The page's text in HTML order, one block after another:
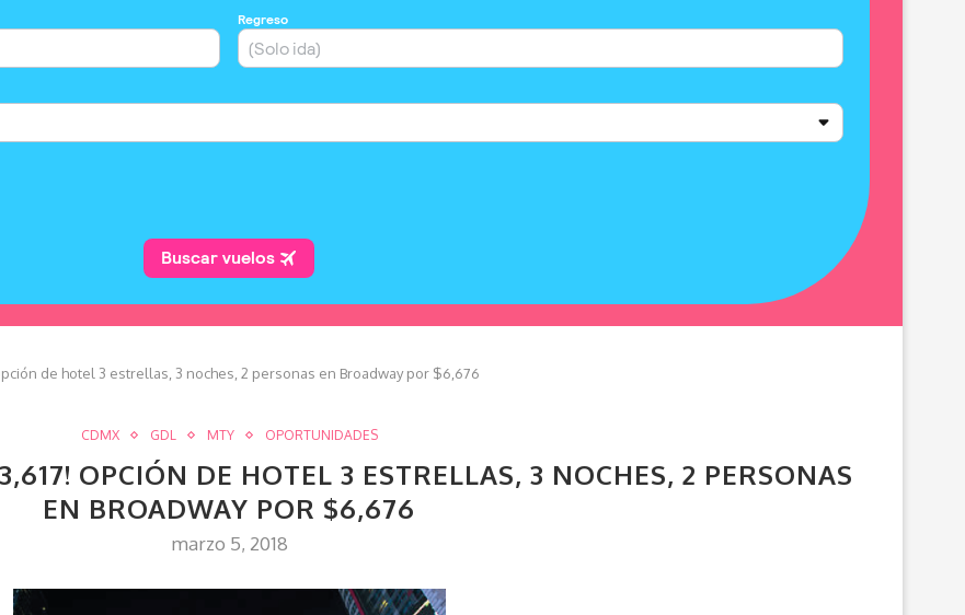
Opción de hotel 3 estrellas, 3 noches, 2 personas en Broadway por $6,676
CDMX GDL MTY OPORTUNIDADES
OPCIÓN DE HOTEL 3 ESTRELLAS, 3 NOCHES, 2 PERSONAS
EN BROADWAY POR $6,676
marzo 5, 2018